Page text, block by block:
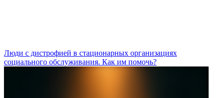
Люди с дистрофией в стационарных организациях
социального обслуживания. Как им помочь?